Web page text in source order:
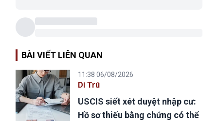
BÀI VIẾT LIÊN QUAN
11:38 06/08/2026
Di Trú
USCIS siết xét duyệt nhập cư:
Hồ sơ thiếu bằng chứng có thể